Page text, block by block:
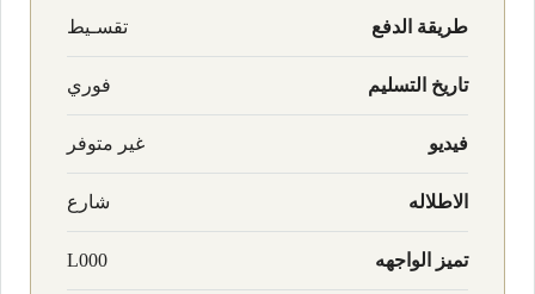
طريقة الدفع تقسـيط
تاريخ التسليم فوري
فيديو غير متوفر
الاطلاله شارع
تميز الواجهه L000